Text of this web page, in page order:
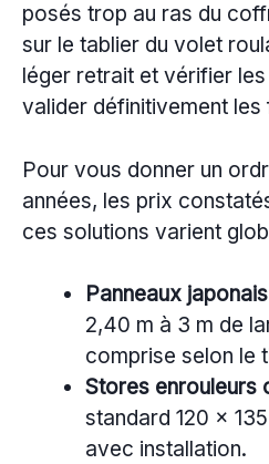
posés trop au ras du
sur le tablier du volet
léger retrait et vérifier
valider définitivement les
Pour vous donner un
années, les prix
ces solutions varient
Panneaux
2,40 m à 3 m de
comprise selon le
Stores enrouleurs
standard 120 x
avec installation.